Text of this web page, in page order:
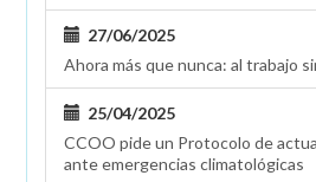
27/06/2025
Ahora más que nunca: al trabajo
25/04/2025
CCOO pide un Protocolo de
ante emergencias climatológicas